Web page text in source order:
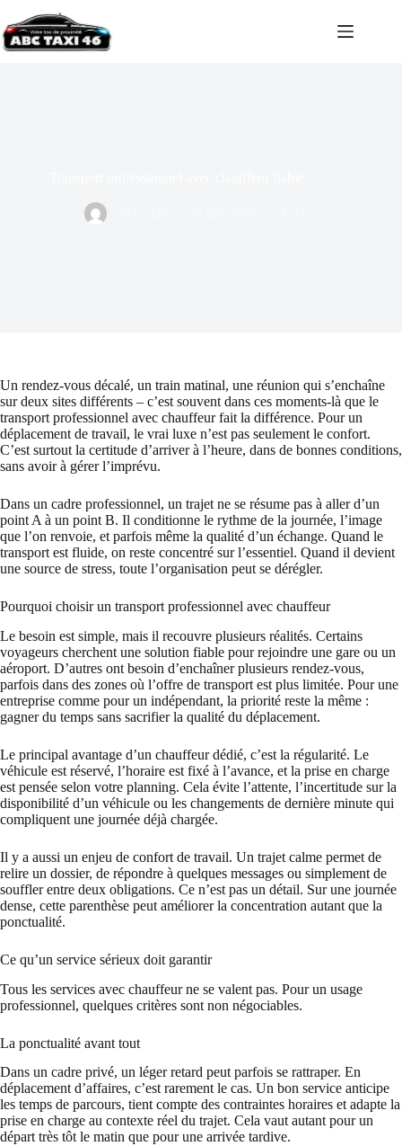
au
contenu
Un rendez-vous décalé, un train matinal, une réunion qui s’enchaîne
sur deux sites différents – c’est souvent dans ces moments-là que le
transport professionnel avec chauffeur fait la différence. Pour un
déplacement de travail, le vrai luxe n’est pas seulement le confort.
C’est surtout la certitude d’arriver à l’heure, dans de bonnes conditions,
sans avoir à gérer l’imprévu.
Dans un cadre professionnel, un trajet ne se résume pas à aller d’un
point A à un point B. Il conditionne le rythme de la journée, l’image
que l’on renvoie, et parfois même la qualité d’un échange. Quand le
transport est fluide, on reste concentré sur l’essentiel. Quand il devient
une source de stress, toute l’organisation peut se dérégler.
Pourquoi choisir un transport professionnel avec chauffeur
Le besoin est simple, mais il recouvre plusieurs réalités. Certains
voyageurs cherchent une solution fiable pour rejoindre une gare ou un
aéroport. D’autres ont besoin d’enchaîner plusieurs rendez-vous,
parfois dans des zones où l’offre de transport est plus limitée. Pour une
entreprise comme pour un indépendant, la priorité reste la même :
gagner du temps sans sacrifier la qualité du déplacement.
Le principal avantage d’un chauffeur dédié, c’est la régularité. Le
véhicule est réservé, l’horaire est fixé à l’avance, et la prise en charge
est pensée selon votre planning. Cela évite l’attente, l’incertitude sur la
disponibilité d’un véhicule ou les changements de dernière minute qui
compliquent une journée déjà chargée.
Il y a aussi un enjeu de confort de travail. Un trajet calme permet de
relire un dossier, de répondre à quelques messages ou simplement de
souffler entre deux obligations. Ce n’est pas un détail. Sur une journée
dense, cette parenthèse peut améliorer la concentration autant que la
ponctualité.
Ce qu’un service sérieux doit garantir
Tous les services avec chauffeur ne se valent pas. Pour un usage
professionnel, quelques critères sont non négociables.
La ponctualité avant tout
Dans un cadre privé, un léger retard peut parfois se rattraper. En
déplacement d’affaires, c’est rarement le cas. Un bon service anticipe
les temps de parcours, tient compte des contraintes horaires et adapte la
prise en charge au contexte réel du trajet. Cela vaut autant pour un
départ très tôt le matin que pour une arrivée tardive.